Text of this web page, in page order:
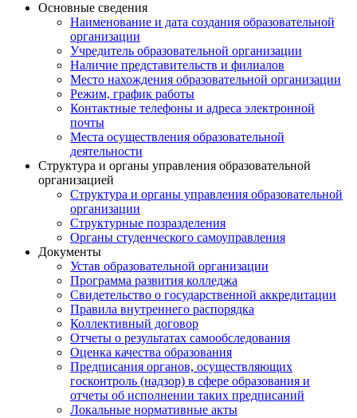
Основные сведения
Наименование и дата создания образовательной
организации
Учредитель образовательной организации
Наличие представительств и филиалов
Место нахождения образовательной организации
Режим, график работы
Контактные телефоны и адреса электронной
почты
Места осуществления образовательной
деятельности
Структура и органы управления образовательной
организацией
Структура и органы управления образовательной
организации
Структурные позразделения
Органы студенческого самоуправления
Документы
Устав образовательной организации
Программа развития колледжа
Свидетельство о государственной аккредитации
Правила внутреннего распорядка
Коллективный договор
Отчеты о результатах самообследования
Оценка качества образования
Предписания органов, осуществляющих
госконтроль (надзор) в сфере образования и
отчеты об исполнении таких предписаний
Локальные нормативные акты